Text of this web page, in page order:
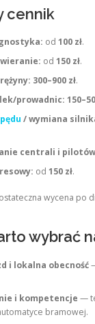
cennik
od 100 zł.
od 150 zł.
300–900 zł.
prowadnic:
/ wymiana
centrali i
od 150 zł.
wycena po
wybrać
i lokalna obecność
i kompetencje —
bramowej.